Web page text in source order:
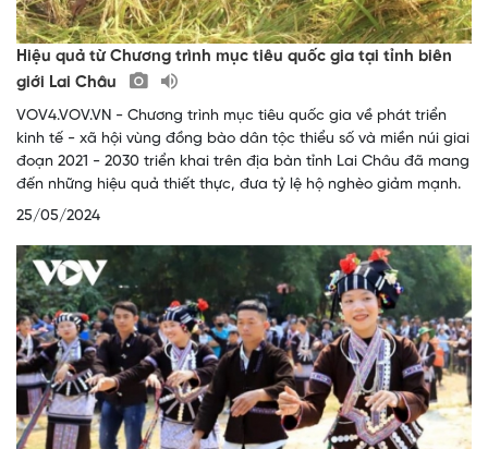
Hiệu quả từ Chương trình mục tiêu quốc gia tại tỉnh biên
giới Lai Châu
VOV4.VOV.VN - Chương trình mục tiêu quốc gia về phát triển
kinh tế - xã hội vùng đồng bào dân tộc thiểu số và miền núi giai
đoạn 2021 - 2030 triển khai trên địa bàn tỉnh Lai Châu đã mang
đến những hiệu quả thiết thực, đưa tỷ lệ hộ nghèo giảm mạnh.
25/05/2024